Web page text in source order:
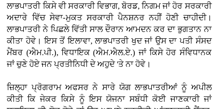
ਲਾਭਪਾਤਰੀ ਕਿਸੇ ਵੀ ਸਰਕਾਰੀ ਵਿਭਾਗ, ਬੋਰਡ, ਨਿਗਮ ਜਾਂ ਹੋਰ ਸਰਕਾਰੀ
ਅਦਾਰੇ ਵਿੱਚ ਸੇਵਾ-ਮੁਕਤ ਸਰਕਾਰੀ ਪੈਨਸ਼ਨਰ ਨਹੀਂ ਹੋਣੀ ਚਾਹੀਦੀ।
ਲਾਭਪਾਤਰੀ ਨੇ ਪਿਛਲੇ ਵਿੱਤੀ ਸਾਲ ਦੌਰਾਨ ਆਮਦਨ ਕਰ ਦਾ ਭੁਗਤਾਨ ਨਾ
ਕੀਤਾ ਹੋਵੇ। ਇਸ ਤੋਂ ਇਲਾਵਾ, ਲਾਭਪਾਤਰੀ ਖੁਦ ਜਾਂ ਉਸ ਦਾ ਪਤੀ ਸੰਸਦ
ਮੈਂਬਰ (ਐਮ.ਪੀ.), ਵਿਧਾਇਕ (ਐਮ.ਐਲ.ਏ.) ਜਾਂ ਕਿਸੇ ਹੋਰ ਸੰਵਿਧਾਨਕ
ਜਾਂ ਚੁਣੇ ਹੋਏ ਜਨ ਪ੍ਰਤੀਨਿਧੀ ਦੇ ਅਹੁਦੇ 'ਤੇ ਨਾ ਹੋਵੇ।
ਜ਼ਿਲ੍ਹਾ ਪ੍ਰੋਗਰਾਮ ਅਫਸਰ ਨੇ ਸਾਰੇ ਯੋਗ ਲਾਭਪਾਤਰੀਆਂ ਨੂੰ ਅਪੀਲ
ਕੀਤੀ ਕਿ ਜੇਕਰ ਕਿਸੇ ਨੂੰ ਇਸ ਯੋਜਨਾ ਸਬੰਧੀ ਕੋਈ ਜਾਣਕਾਰੀ ਜਾਂ